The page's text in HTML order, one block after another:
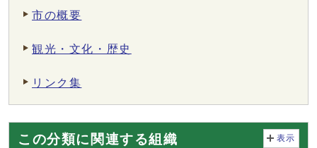
市の概要
観光・文化・歴史
リンク集
この分類に関連する組織 表示